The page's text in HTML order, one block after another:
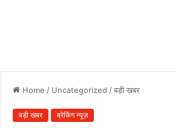
Home / Uncategorized /बड़ी खबर
बड़ी खबर ब्रेकिंग न्यूज़